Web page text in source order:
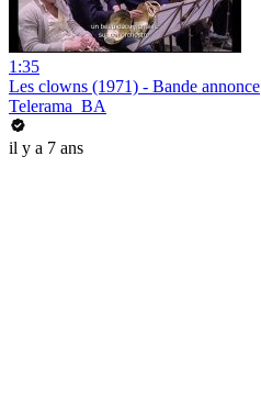
1:35
Les clowns (1971) - Bande annonce
Telerama_BA
il y a 7 ans